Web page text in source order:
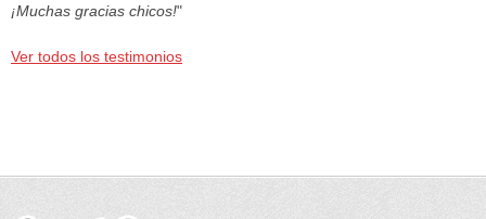
¡Muchas gracias chicos!"
Ver todos los testimonios